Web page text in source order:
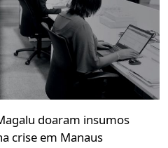
doaram insumos
crise em Manaus